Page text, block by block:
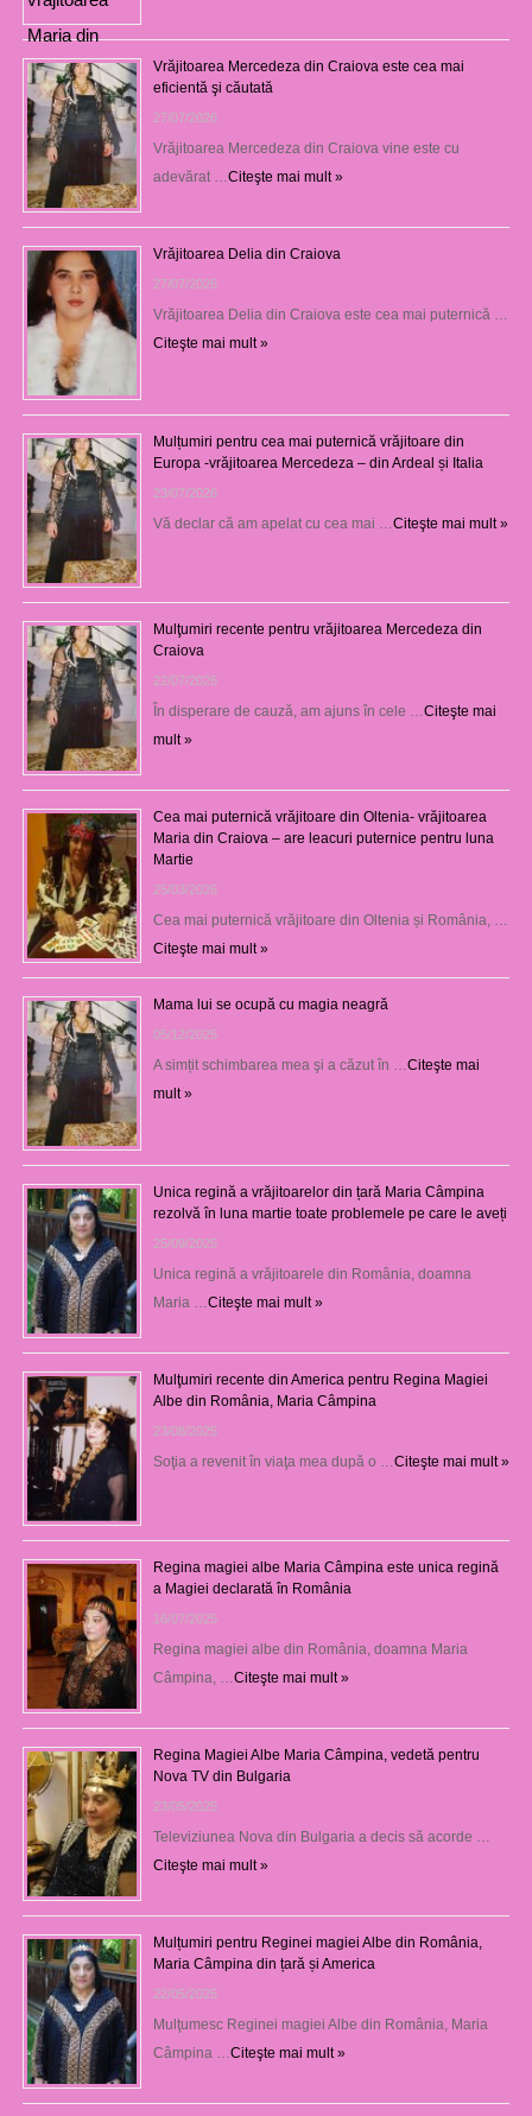
Vrăjitoarea Mercedeza din Craiova este cea mai
eficientă şi căutată
27/07/2026
Vrăjitoarea Mercedeza din Craiova vine este cu
adevărat …Citeşte mai mult »
Vrăjitoarea Delia din Craiova
27/07/2026
Vrăjitoarea Delia din Craiova este cea mai puternică …
Citeşte mai mult »
Mulțumiri pentru cea mai puternică vrăjitoare din
Europa -vrăjitoarea Mercedeza – din Ardeal și Italia
23/07/2026
Vă declar că am apelat cu cea mai …Citeşte mai mult »
Mulţumiri recente pentru vrăjitoarea Mercedeza din
Craiova
22/07/2026
În disperare de cauză, am ajuns în cele …Citeşte mai
mult »
Cea mai puternică vrăjitoare din Oltenia- vrăjitoarea
Maria din Craiova – are leacuri puternice pentru luna
Martie
25/03/2026
Cea mai puternică vrăjitoare din Oltenia și România, …
Citeşte mai mult »
Mama lui se ocupă cu magia neagră
05/12/2025
A simțit schimbarea mea şi a căzut în …Citeşte mai
mult »
Unica regină a vrăjitoarelor din țară Maria Câmpina
rezolvă în luna martie toate problemele pe care le aveți
25/09/2025
Unica regină a vrăjitoarele din România, doamna
Maria …Citeşte mai mult »
Mulţumiri recente din America pentru Regina Magiei
Albe din România, Maria Câmpina
23/08/2025
Soţia a revenit în viaţa mea după o …Citeşte mai mult »
Regina magiei albe Maria Câmpina este unica regină
a Magiei declarată în România
16/07/2025
Regina magiei albe din România, doamna Maria
Câmpina, …Citeşte mai mult »
Regina Magiei Albe Maria Câmpina, vedetă pentru
Nova TV din Bulgaria
23/05/2025
Televiziunea Nova din Bulgaria a decis să acorde …
Citeşte mai mult »
Mulțumiri pentru Reginei magiei Albe din România,
Maria Câmpina din țară și America
22/05/2025
Mulţumesc Reginei magiei Albe din România, Maria
Câmpina …Citeşte mai mult »